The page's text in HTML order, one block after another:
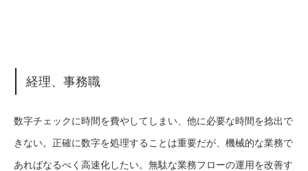
経理、事務職
数字チェックに時間を費やしてしまい、他に必要な時間を捻出で
きない。正確に数字を処理することは重要だが、機械的な業務で
あればなるべく高速化したい。無駄な業務フローの運用を改善す